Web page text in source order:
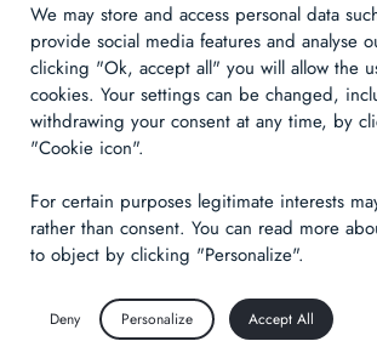
Informativa sulla privacy
Informazioni legali
Technical & Legal informations
We may store and access personal data
provide social media features and analyse
clicking "Ok, accept all" you will allow the
cookies. Your settings can be changed,
withdrawing your consent at any time, by
"Cookie icon".
For certain purposes legitimate interests
rather than consent. You can read more
to object by clicking "Personalize".
Deny Personalize Accept All